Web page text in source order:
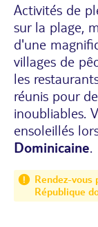
Activités de
sur la plage,
d'une
villages de
les
réunis pour
inoubliables.
ensoleillés
Dominicaine.
Rendez-vous
République